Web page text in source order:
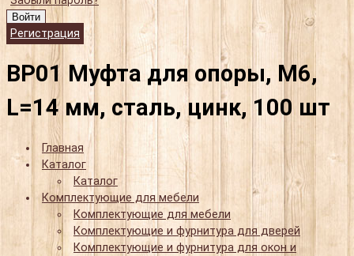
Войти
Регистрация
BP01 Муфта для опоры, М6,
L=14 мм, сталь, цинк, 100 шт
Главная
Каталог
Каталог
Комплектующие для мебели
Комплектующие для мебели
Комплектующие и фурнитура для дверей
Комплектующие и фурнитура для окон и